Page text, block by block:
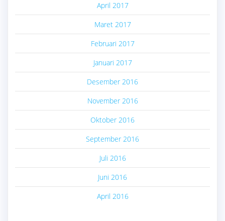
April 2017
Maret 2017
Februari 2017
Januari 2017
Desember 2016
November 2016
Oktober 2016
September 2016
Juli 2016
Juni 2016
April 2016